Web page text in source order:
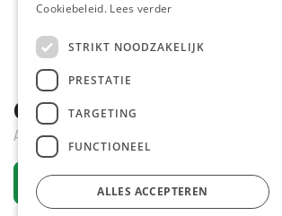
Chili Cheese Nuggets
Actief
Vraag een account aan
Cookiebeleid. Lees verder
STRIKT NOODZAKELIJK
PRESTATIE
TARGETING
FUNCTIONEEL
ALLES ACCEPTEREN